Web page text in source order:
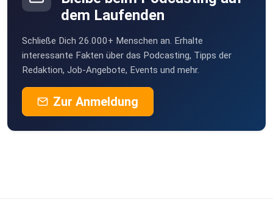
dem Laufenden
Schließe Dich 26.000+ Menschen an. Erhalte
interessante Fakten über das Podcasting, Tipps der
Redaktion, Job-Angebote, Events und mehr.
Zur Anmeldung